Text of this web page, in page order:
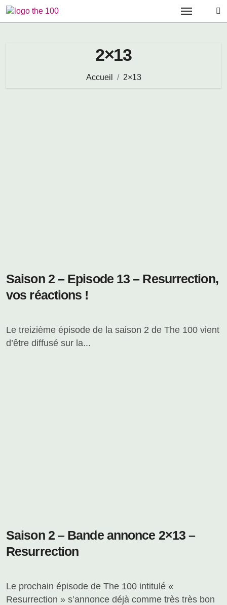
Passer
au
2×13
Accueil 2×13
Saison 2 – Episode 13 – Resurrection,
vos réactions !
Le treizième épisode de la saison 2 de The 100 vient
d’être diffusé sur la...
Saison 2 – Bande annonce 2×13 –
Resurrection
Le prochain épisode de The 100 intitulé «
Resurrection » s’annonce déjà comme très très bon